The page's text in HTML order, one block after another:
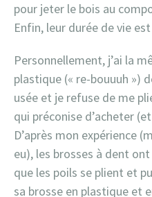
pour jeter le bois au
Enfin, leur durée de vie
Personnellement, j’ai la
plastique (« re-bouuuh »)
usée et je refuse de me
qui préconise d’acheter
D’après mon expérience
eu), les brosses à dent
que les poils se plient et
sa brosse en plastique et